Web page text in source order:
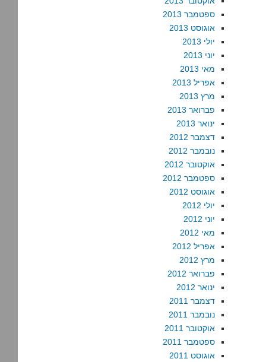
ספטמבר 2013
אוגוסט 2013
יולי 2013
יוני 2013
מאי 2013
אפריל 2013
מרץ 2013
פברואר 2013
ינואר 2013
דצמבר 2012
נובמבר 2012
אוקטובר 2012
ספטמבר 2012
אוגוסט 2012
יולי 2012
יוני 2012
מאי 2012
אפריל 2012
מרץ 2012
פברואר 2012
ינואר 2012
דצמבר 2011
נובמבר 2011
אוקטובר 2011
ספטמבר 2011
אוגוסט 2011